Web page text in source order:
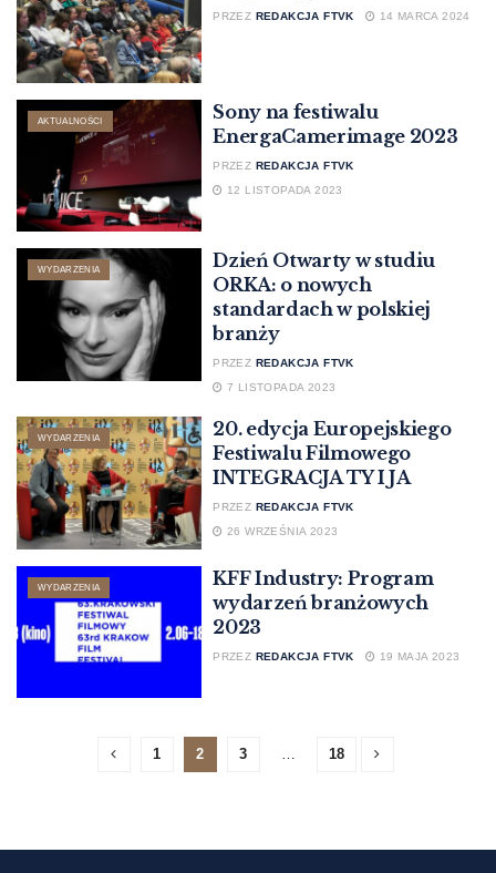
PRZEZ REDAKCJA FTVK 14 MARCA 2024
AKTUALNOŚCI
Sony na festiwalu
EnergaCamerimage 2023
PRZEZ REDAKCJA FTVK
12 LISTOPADA 2023
WYDARZENIA
Dzień Otwarty w studiu
ORKA: o nowych
standardach w polskiej
branży
PRZEZ REDAKCJA FTVK
7 LISTOPADA 2023
WYDARZENIA
20. edycja Europejskiego
Festiwalu Filmowego
INTEGRACJA TY I JA
PRZEZ REDAKCJA FTVK
26 WRZEŚNIA 2023
WYDARZENIA
KFF Industry: Program
wydarzeń branżowych
2023
PRZEZ REDAKCJA FTVK 19 MAJA 2023
1 2 3 … 18